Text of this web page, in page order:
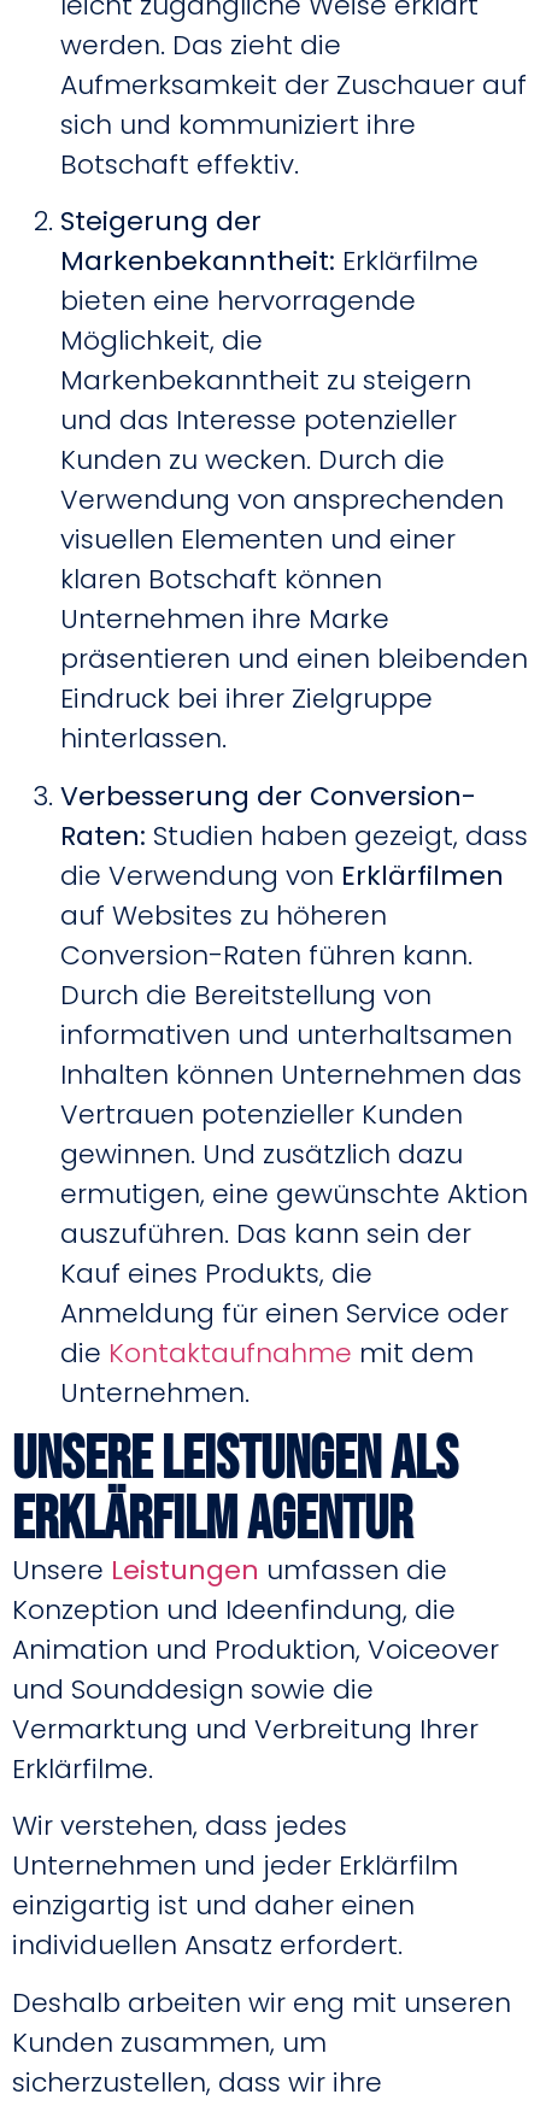
werden. Das zieht die
Aufmerksamkeit der Zuschauer auf
sich und kommuniziert ihre
Botschaft effektiv.
Steigerung der
Markenbekanntheit: Erklärfilme
bieten eine hervorragende
Möglichkeit, die
Markenbekanntheit zu steigern
und das Interesse potenzieller
Kunden zu wecken. Durch die
Verwendung von ansprechenden
visuellen Elementen und einer
klaren Botschaft können
Unternehmen ihre Marke
präsentieren und einen bleibenden
Eindruck bei ihrer Zielgruppe
hinterlassen.
Verbesserung der Conversion-
Raten: Studien haben gezeigt, dass
die Verwendung von Erklärfilmen
auf Websites zu höheren
Conversion-Raten führen kann.
Durch die Bereitstellung von
informativen und unterhaltsamen
Inhalten können Unternehmen das
Vertrauen potenzieller Kunden
gewinnen. Und zusätzlich dazu
ermutigen, eine gewünschte Aktion
auszuführen. Das kann sein der
Kauf eines Produkts, die
Anmeldung für einen Service oder
die Kontaktaufnahme mit dem
Unternehmen.
Unsere Leistungen Als
Erklärfilm Agentur
Unsere Leistungen umfassen die
Konzeption und Ideenfindung, die
Animation und Produktion, Voiceover
und Sounddesign sowie die
Vermarktung und Verbreitung Ihrer
Erklärfilme.
Wir verstehen, dass jedes
Unternehmen und jeder Erklärfilm
einzigartig ist und daher einen
individuellen Ansatz erfordert.
Deshalb arbeiten wir eng mit unseren
Kunden zusammen, um
sicherzustellen, dass wir ihre